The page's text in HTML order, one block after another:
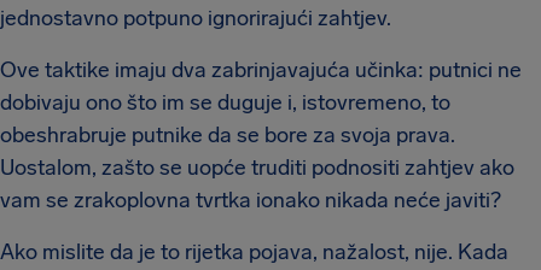
jednostavno potpuno ignorirajući zahtjev.
Ove taktike imaju dva zabrinjavajuća učinka: putnici ne
dobivaju ono što im se duguje i, istovremeno, to
obeshrabruje putnike da se bore za svoja prava.
Uostalom, zašto se uopće truditi podnositi zahtjev ako
vam se zrakoplovna tvrtka ionako nikada neće javiti?
Ako mislite da je to rijetka pojava, nažalost, nije. Kada